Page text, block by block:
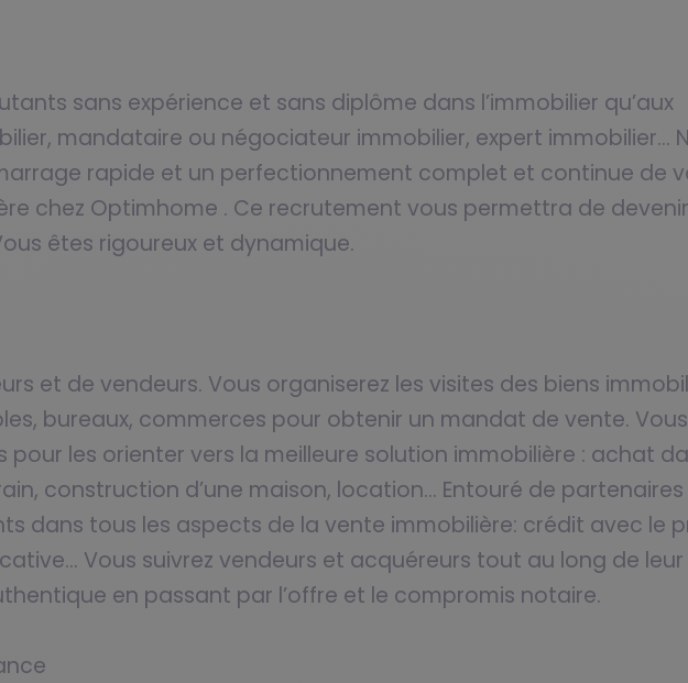
sans expérience et sans diplôme dans l’immobilier qu’aux
mandataire ou négociateur immobilier, expert immobilier…
rapide et un perfectionnement complet et continue de
chez Optimhome . Ce recrutement vous permettra de
êtes rigoureux et dynamique.
et de vendeurs. Vous organiserez les visites des biens
bureaux, commerces pour obtenir un mandat de vente.
les orienter vers la meilleure solution immobilière : achat
construction d’une maison, location… Entouré de
dans tous les aspects de la vente immobilière: crédit avec le
Vous suivrez vendeurs et acquéreurs tout au long de
en passant par l’offre et le compromis notaire.